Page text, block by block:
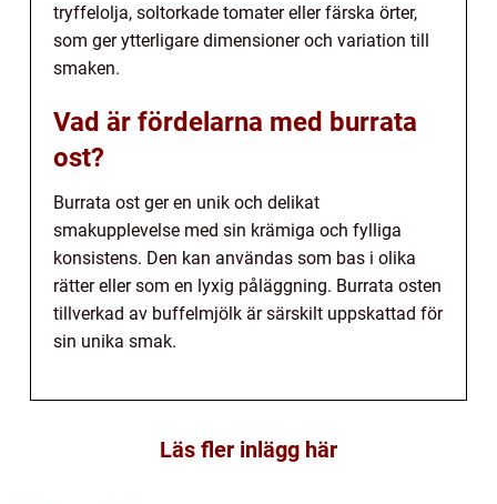
tryffelolja, soltorkade tomater eller färska örter,
som ger ytterligare dimensioner och variation till
smaken.
Vad är fördelarna med burrata
ost?
Burrata ost ger en unik och delikat
smakupplevelse med sin krämiga och fylliga
konsistens. Den kan användas som bas i olika
rätter eller som en lyxig påläggning. Burrata osten
tillverkad av buffelmjölk är särskilt uppskattad för
sin unika smak.
Läs fler inlägg här